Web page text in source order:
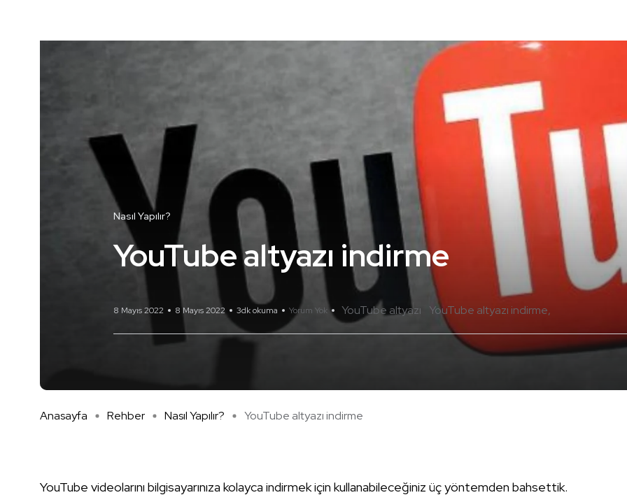
Nasıl Yapılır?
YouTube altyazı indirme
8 Mayıs 2022 8 Mayıs 2022 3dk okuma Yorum Yok YouTube altyazı YouTube altyazı indirme
Anasayfa Rehber Nasıl Yapılır? YouTube altyazı indirme
YouTube videolarını bilgisayarınıza kolayca indirmek için kullanabileceğiniz üç yöntemden bahsettik.